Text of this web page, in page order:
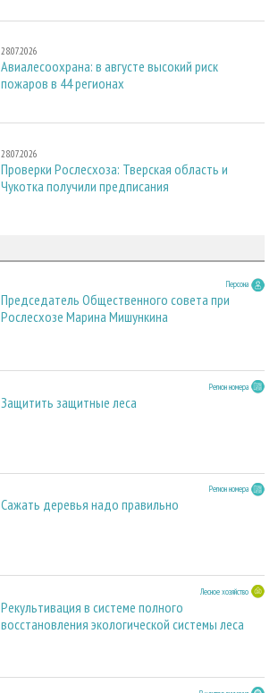
28.07.2026
Авиалесоохрана: в августе высокий риск
пожаров в 44 регионах
28.07.2026
Проверки Рослесхоза: Тверская область и
Чукотка получили предписания
Персона
Председатель Общественного совета при
Рослесхозе Марина Мишункина
Регион номера
Защитить защитные леса
Регион номера
Сажать деревья надо правильно
Лесное хозяйство
Рекультивация в системе полного
восстановления экологической системы леса